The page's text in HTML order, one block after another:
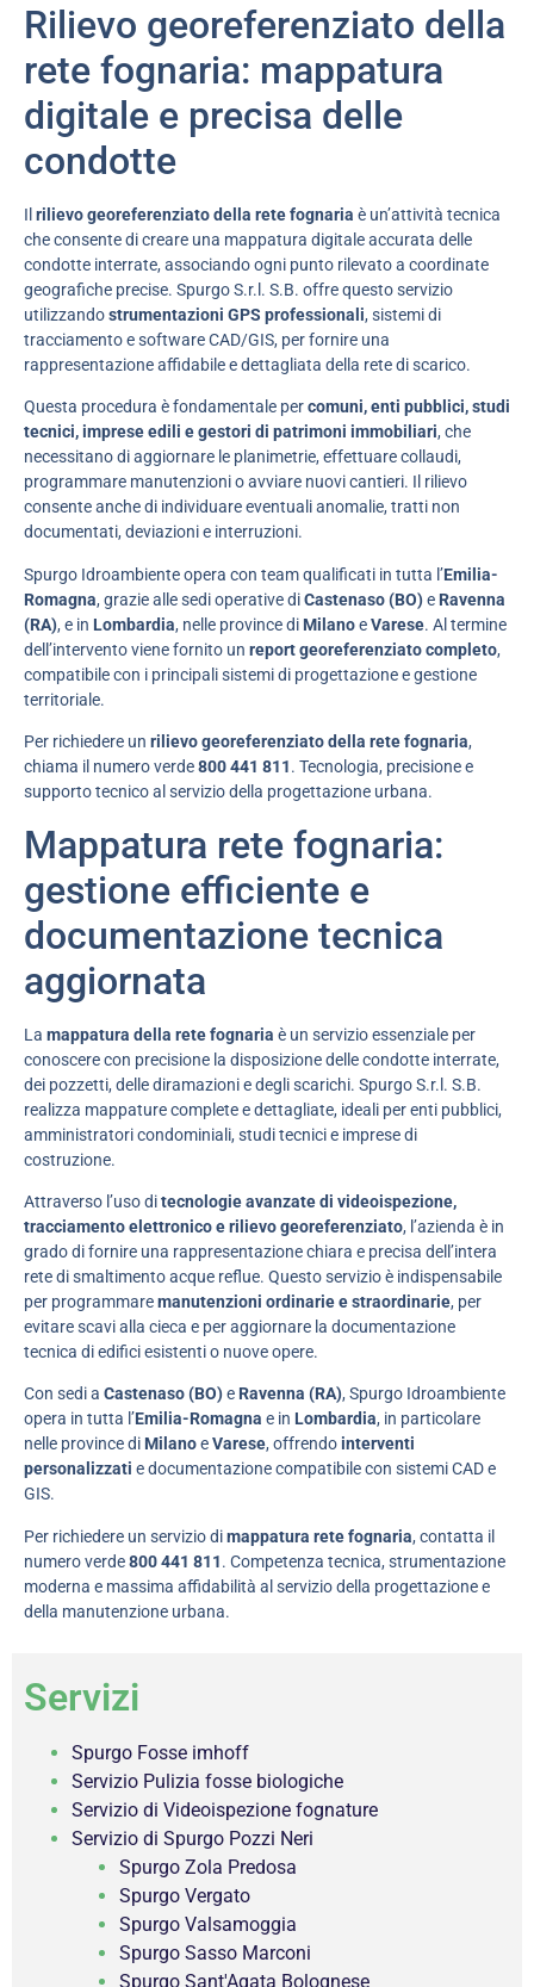
Rilievo georeferenziato della
rete fognaria: mappatura
digitale e precisa delle
condotte
Il rilievo georeferenziato della rete fognaria è un’attività tecnica
che consente di creare una mappatura digitale accurata delle
condotte interrate, associando ogni punto rilevato a coordinate
geografiche precise. Spurgo S.r.l. S.B. offre questo servizio
utilizzandostrumentazioni GPS professionali, sistemi di
tracciamento e software CAD/GIS, per fornire una
rappresentazione affidabile e dettagliata della rete di scarico.
Questa procedura è fondamentale percomuni, enti pubblici, studi
tecnici, imprese edili e gestori di patrimoni immobiliari, che
necessitano di aggiornare le planimetrie, effettuare collaudi,
programmare manutenzioni o avviare nuovi cantieri. Il rilievo
consente anche di individuare eventuali anomalie, tratti non
documentati, deviazioni e interruzioni.
Spurgo Idroambiente opera con team qualificati in tutta l’Emilia-
Romagna, grazie alle sedi operative diCastenaso (BO)e Ravenna
(RA), e in Lombardia, nelle province di MilanoeVarese. Al termine
dell’intervento viene fornito un report georeferenziato completo,
compatibile con i principali sistemi di progettazione e gestione
territoriale.
Per richiedere un rilievo georeferenziato della rete fognaria,
chiama il numero verde800 441 811. Tecnologia, precisione e
supporto tecnico al servizio della progettazione urbana.
Mappatura rete fognaria:
gestione efficiente e
documentazione tecnica
aggiornata
La mappatura della rete fognaria è un servizio essenziale per
conoscere con precisione la disposizione delle condotte interrate,
dei pozzetti, delle diramazioni e degli scarichi. Spurgo S.r.l. S.B.
realizza mappature complete e dettagliate, ideali per enti pubblici,
amministratori condominiali, studi tecnici e imprese di
costruzione.
Attraverso l’uso ditecnologie avanzate di videoispezione,
tracciamento elettronico e rilievo georeferenziato, l’azienda è in
grado di fornire una rappresentazione chiara e precisa dell’intera
rete di smaltimento acque reflue. Questo servizio è indispensabile
per programmaremanutenzioni ordinarie e straordinarie, per
evitare scavi alla cieca e per aggiornare la documentazione
tecnica di edifici esistenti o nuove opere.
Con sedi a Castenaso (BO)e Ravenna (RA), Spurgo Idroambiente
opera in tutta l’Emilia-Romagna e in Lombardia, in particolare
nelle province di MilanoeVarese, offrendointerventi
personalizzati e documentazione compatibile con sistemi CAD e
GIS.
Per richiedere un servizio dimappatura rete fognaria, contatta il
numero verde800 441 811. Competenza tecnica, strumentazione
moderna e massima affidabilità al servizio della progettazione e
della manutenzione urbana.
Servizi
Spurgo Fosse imhoff
Servizio Pulizia fosse biologiche
Servizio di Videoispezione fognature
Servizio di Spurgo Pozzi Neri
Spurgo Zola Predosa
Spurgo Vergato
Spurgo Valsamoggia
Spurgo Sasso Marconi
Spurgo Sant'Agata Bolognese